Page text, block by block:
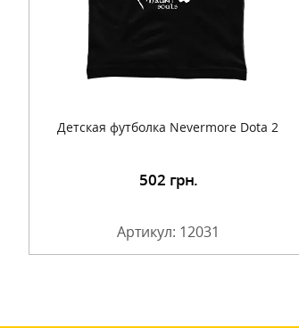
Детская футболка Nevermore Dota 2
502 грн.
Артикул: 12031
Подробнее